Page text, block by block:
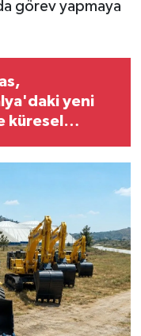
görev yapmaya
yeni
küresel